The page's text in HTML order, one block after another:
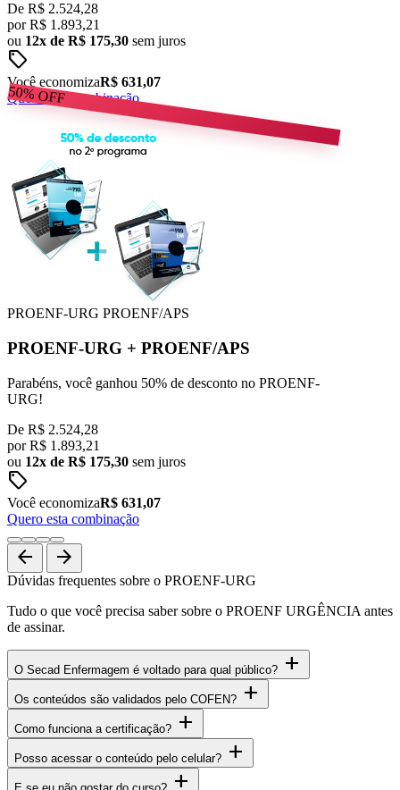
De R$ 2.524,28
por R$ 1.893,21
ou 12x de R$ 175,30 sem juros
sell
Você economizaR$ 631,07
Quero esta combinação
50%OFF
PROENF-URG PROENF/APS
PROENF-URG + PROENF/APS
Parabéns, você ganhou 50% de desconto no PROENF-
URG!
De R$ 2.524,28
por R$ 1.893,21
ou 12x de R$ 175,30 sem juros
sell
Você economizaR$ 631,07
Quero esta combinação
arrow_back arrow_forward
Dúvidas frequentes sobre o PROENF-URG
Tudo o que você precisa saber sobre o PROENF URGÊNCIA antes
de assinar.
O Secad Enfermagem é voltado para qual público? add
Os conteúdos são validados pelo COFEN? add
Como funciona a certificação? add
Posso acessar o conteúdo pelo celular? add
E se eu não gostar do curso? add